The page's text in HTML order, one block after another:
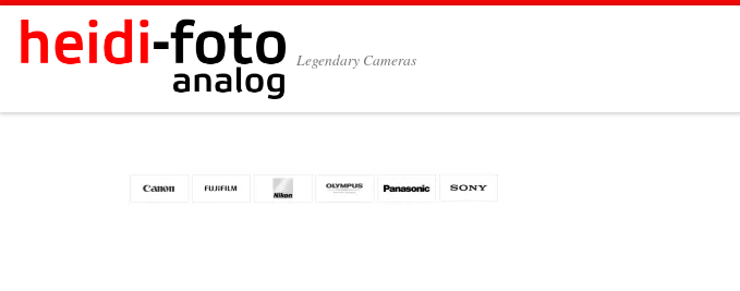
Zum Inhalt springen
Legendary Cameras